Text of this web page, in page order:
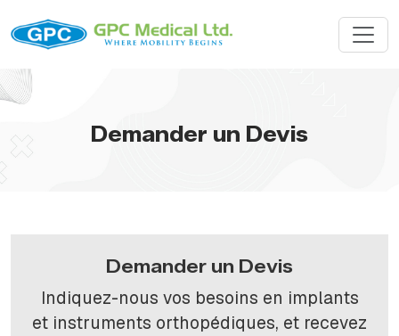
Demander un Devis
Demander un Devis
Indiquez-nous vos besoins en implants
et instruments orthopédiques, et recevez